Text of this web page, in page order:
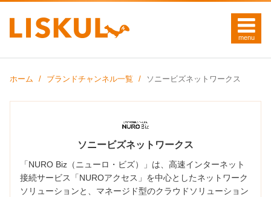
ホーム ブランドチャンネル一覧 ソニービズネットワークス
ソニービズネットワークス
「NURO Biz（ニューロ・ビズ）」は、高速インターネット
接続サービス「NUROアクセス」を中心としたネットワーク
ソリューションと、マネージド型のクラウドソリューション